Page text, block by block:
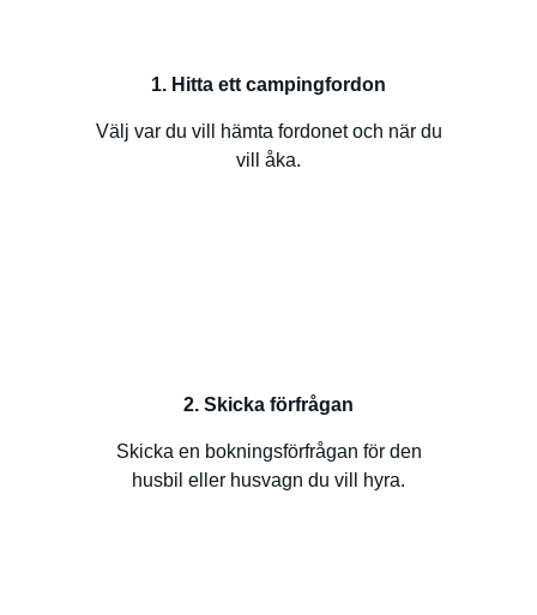
1. Hitta ett campingfordon
Välj var du vill hämta fordonet och när du
vill åka.
2. Skicka förfrågan
Skicka en bokningsförfrågan för den
husbil eller husvagn du vill hyra.